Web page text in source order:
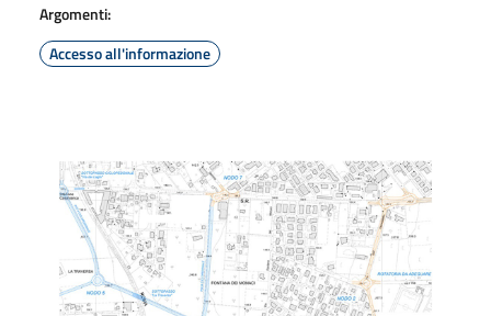
Argomenti:
Accesso all'informazione